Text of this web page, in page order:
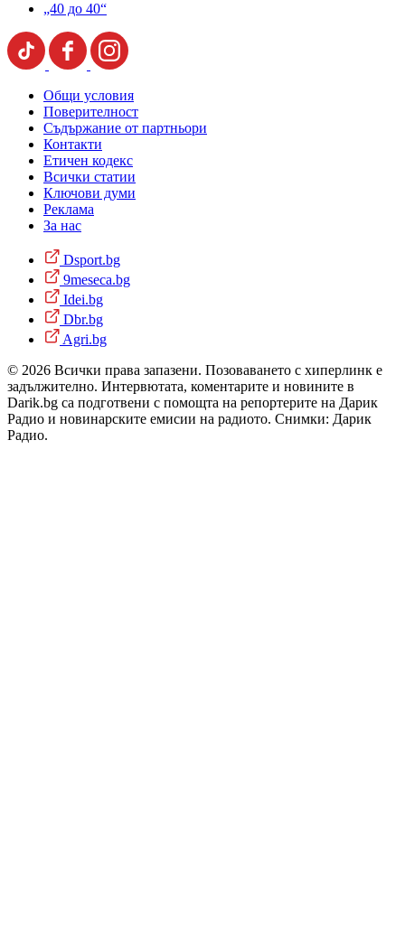
„40 до 40“
Общи условия
Поверителност
Съдържание от партньори
Контакти
Етичен кодекс
Всички статии
Ключови думи
Реклама
За нас
Dsport.bg
9meseca.bg
Idei.bg
Dbr.bg
Agri.bg
© 2026 Всички права запазени. Позоваването с хиперлинк е
задължително. Интервютата, коментарите и новините в
Darik.bg са подготвени с помощта на репортерите на Дарик
Радио и новинарските емисии на радиото. Снимки: Дарик
Радио.